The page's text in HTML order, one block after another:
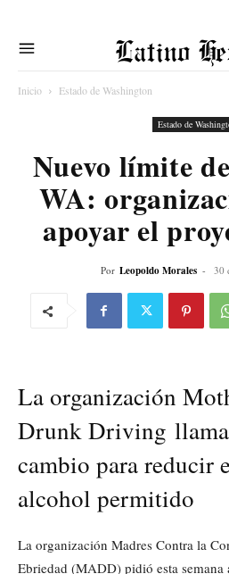
Latino
Inicio Estado de Washington
Estado de
Nuevo límite
WA:
apoyar el
Por Leopoldo Morales - 30
La organización
Drunk Driving llama
cambio para reducir
alcohol permitido
La organización Madres Contra la
Ebriedad (MADD) pidió esta semana